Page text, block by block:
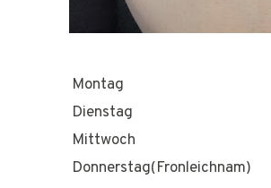
Montag
Dienstag
Mittwoch
Donnerstag(Fronleichnam)